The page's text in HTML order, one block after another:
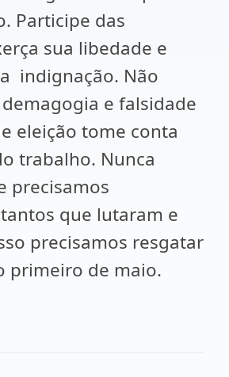
Participe das
sua libedade e
indignação. Não
e falsidade
eleição tome conta
trabalho. Nunca
precisamos
que lutaram e
precisamos resgatar
primeiro de maio.